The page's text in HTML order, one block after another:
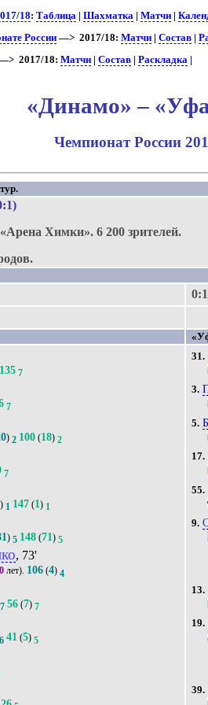
18:Таблица |Шахматка |Матчи |
России —> 2017/18:Матчи |Состав |
2017/18:Матчи |Состав |Раскладка |
«Динамо» –
Чемпионат России
«Арена Химки».6 200 зрителей.
135 7
7
) 2 100 (18) 2
7
) 1 147 (1) 1
) 5 148 (71) 5
, 73'
лет). 106(4) 4
7 56 (7) 7
6 41 (5) 5
31.
3.
5.
17.
55.
9.
13.
19.
39.